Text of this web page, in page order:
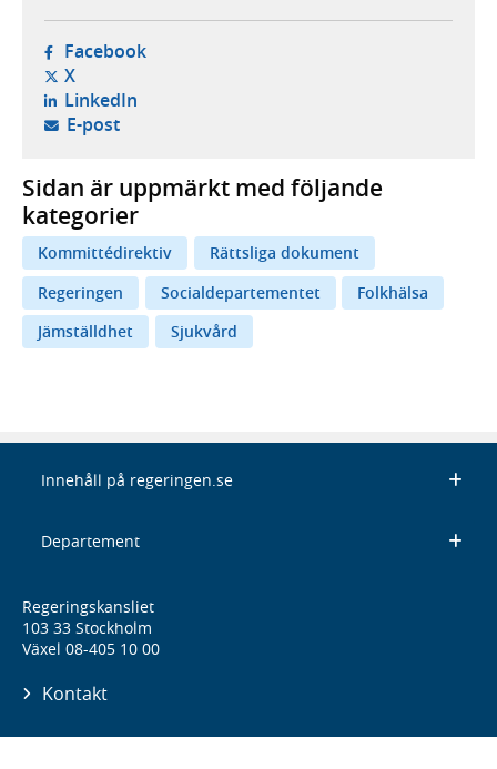
Facebook- öppnas i ny flik, extern webbplats,
X- öppnas i ny flik, extern webbplats,
LinkedIn- öppnas i ny flik, extern webbplats,
E-post- öppnar din e-postklient,
Sidan är uppmärkt med följande
kategorier
Kommittédirektiv
Rättsliga dokument
Regeringen
Socialdepartementet
Folkhälsa
Jämställdhet
Sjukvård
Innehåll på regeringen.se
Departement
Regeringskansliet
103 33 Stockholm
Växel 08-405 10 00
Kontakt